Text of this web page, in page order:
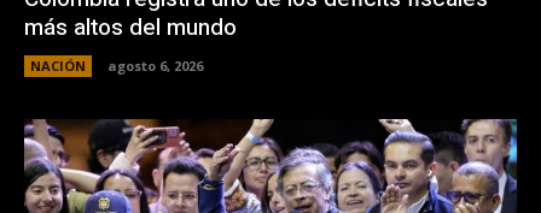
más altos del mundo
NACIÓN agosto 6, 2026